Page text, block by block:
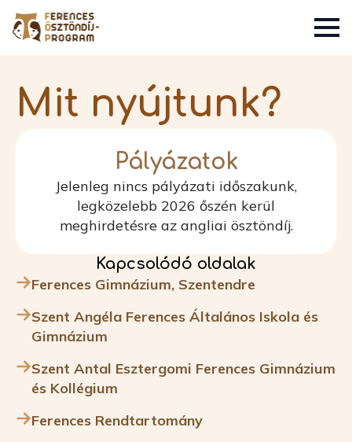
Mit nyújtunk?
Pályázatok
Jelenleg nincs pályázati időszakunk,
legközelebb 2026 őszén kerül
meghirdetésre az angliai ösztöndíj.
Kapcsolódó oldalak
Ferences Gimnázium, Szentendre
Szent Angéla Ferences Általános Iskola és
Gimnázium
Szent Antal Esztergomi Ferences Gimnázium
és Kollégium
Ferences Rendtartomány